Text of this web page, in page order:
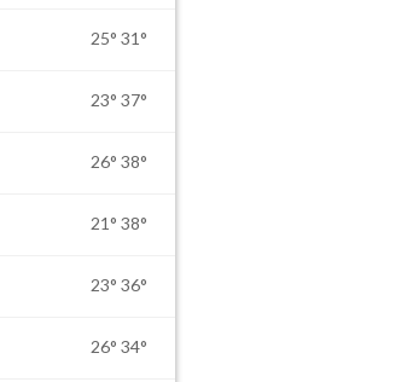
25° 31°
23° 37°
26° 38°
21° 38°
23° 36°
26° 34°